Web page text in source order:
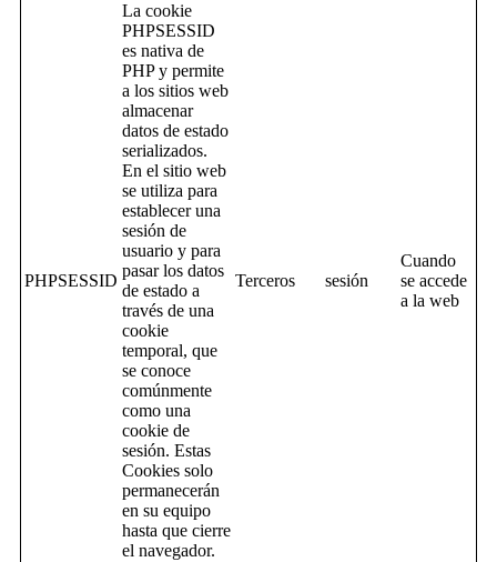
PHPSESSID
La cookie
PHPSESSID
es nativa de
PHP y permite
a los sitios web
almacenar
datos de estado
serializados.
En el sitio web
se utiliza para
establecer una
sesión de
usuario y para
pasar los datos
de estado a
través de una
cookie
temporal, que
se conoce
comúnmente
como una
cookie de
sesión. Estas
Cookies solo
permanecerán
en su equipo
hasta que cierre
el navegador.
Terceros sesión
Cuando
se accede
a la web